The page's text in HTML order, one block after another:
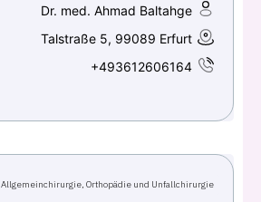
Dr. med. Ahmad Baltahge
Talstraße 5, 99089 Erfurt
+493612606164
Allgemeinchirurgie, Orthopädie und Unfallchirurgie